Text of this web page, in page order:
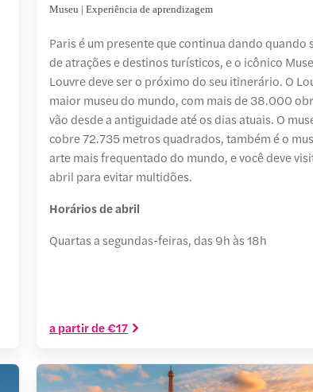
Museu | Experiência de aprendizagem
Paris é um presente que continua dando quando
de atrações e destinos turísticos, e o icônico
Louvre deve ser o próximo do seu itinerário. O
maior museu do mundo, com mais de 38.000
vão desde a antiguidade até os dias atuais. O
cobre 72.735 metros quadrados, também é o
arte mais frequentado do mundo, e você deve
abril para evitar multidões.
Horários de abril
Quartas a segundas-feiras, das 9h às 18h
a partir de €17